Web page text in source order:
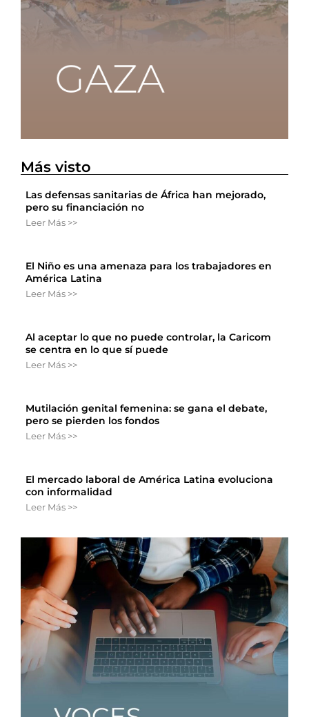
Más visto
Las defensas sanitarias de África han mejorado,
pero su financiación no
Leer Más >>
El Niño es una amenaza para los trabajadores en
América Latina
Leer Más >>
Al aceptar lo que no puede controlar, la Caricom
se centra en lo que sí puede
Leer Más >>
Mutilación genital femenina: se gana el debate,
pero se pierden los fondos
Leer Más >>
El mercado laboral de América Latina evoluciona
con informalidad
Leer Más >>